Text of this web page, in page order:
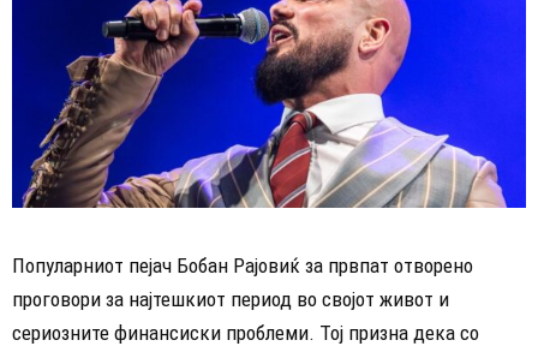
Популарниот пејач Бобан Рајовиќ за првпат отворено
проговори за најтешкиот период во својот живот и
сериозните финансиски проблеми. Тој призна дека со